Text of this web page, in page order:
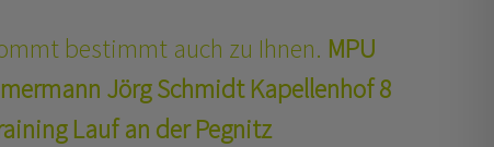
bestimmt auch zu Ihnen. MPU
Jörg Schmidt Kapellenhof 8
Lauf an der Pegnitz